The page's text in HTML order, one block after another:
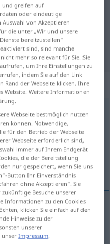
Übersetzung
Übersetzung
anklicken/antippen)
und greifen auf
oder eindeutige
von Akzeptieren
die unter „Wir und unsere
bereitzustellen“
sind, sind manche
mehr so relevant für Sie. Sie
um Ihre Einstellungen zu
indem Sie auf den Link
Rand der Webseite klicken. Ihre
Website. Weitere Informationen
Webseite bestmöglich nutzen
können. Notwendige,
für den Betrieb der Webseite
Webseite erforderlich sind,
immer auf Ihrem Endgerät
die der Bereitstellung
nur gespeichert, wenn Sie uns
Button Ihr Einverständnis
ohne Akzeptieren“. Sie
Besuche unserer
Informationen zu den Cookies
klicken Sie einfach auf den
Hinweise zu der
unserer
unserImpressum.